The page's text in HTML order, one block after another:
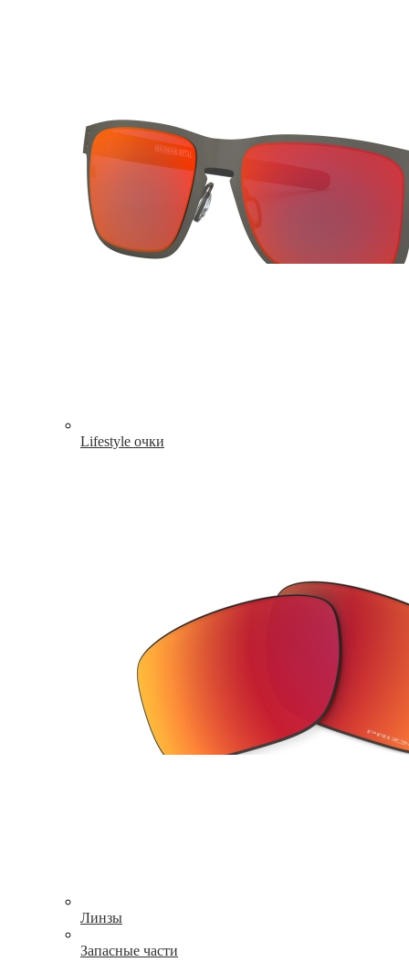
Lifestyle очки
Линзы
Запасные части